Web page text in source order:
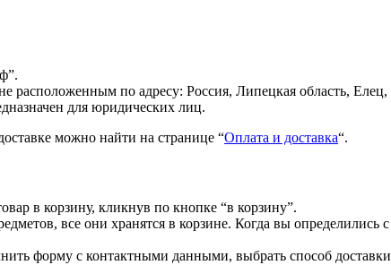
по адресу: Россия, Липецкая область, Елец,
для юридических лиц.
можно найти на странице “Оплата и доставка“.
в корзину, кликнув по кнопке “в корзину”.
все они хранятся в корзине. Когда вы
форму с контактными данными, выбрать способ